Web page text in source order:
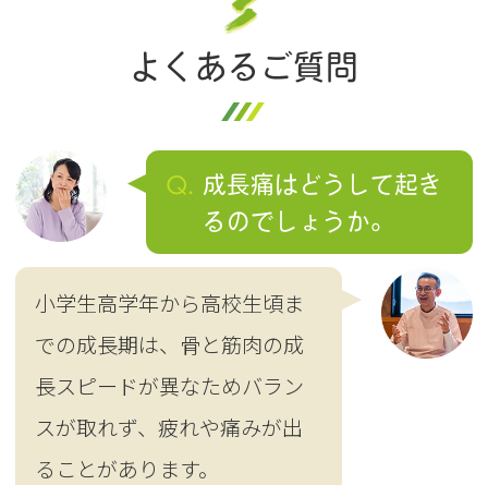
よくあるご質問
Q. 成長痛はどうして起き
るのでしょうか。
小学生高学年から高校生頃ま
での成長期は、骨と筋肉の成
長スピードが異なためバラン
スが取れず、疲れや痛みが出
ることがあります。